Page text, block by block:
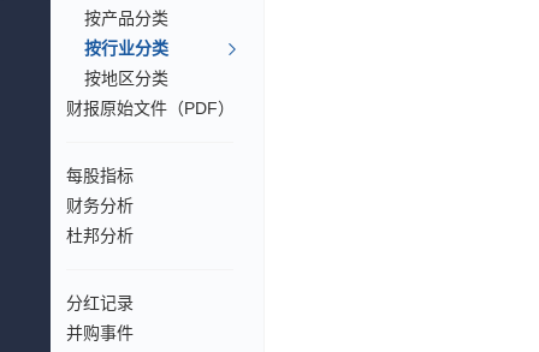
按产品分类
按行业分类
按地区分类
财报原始文件（PDF）
每股指标
财务分析
杜邦分析
分红记录
并购事件